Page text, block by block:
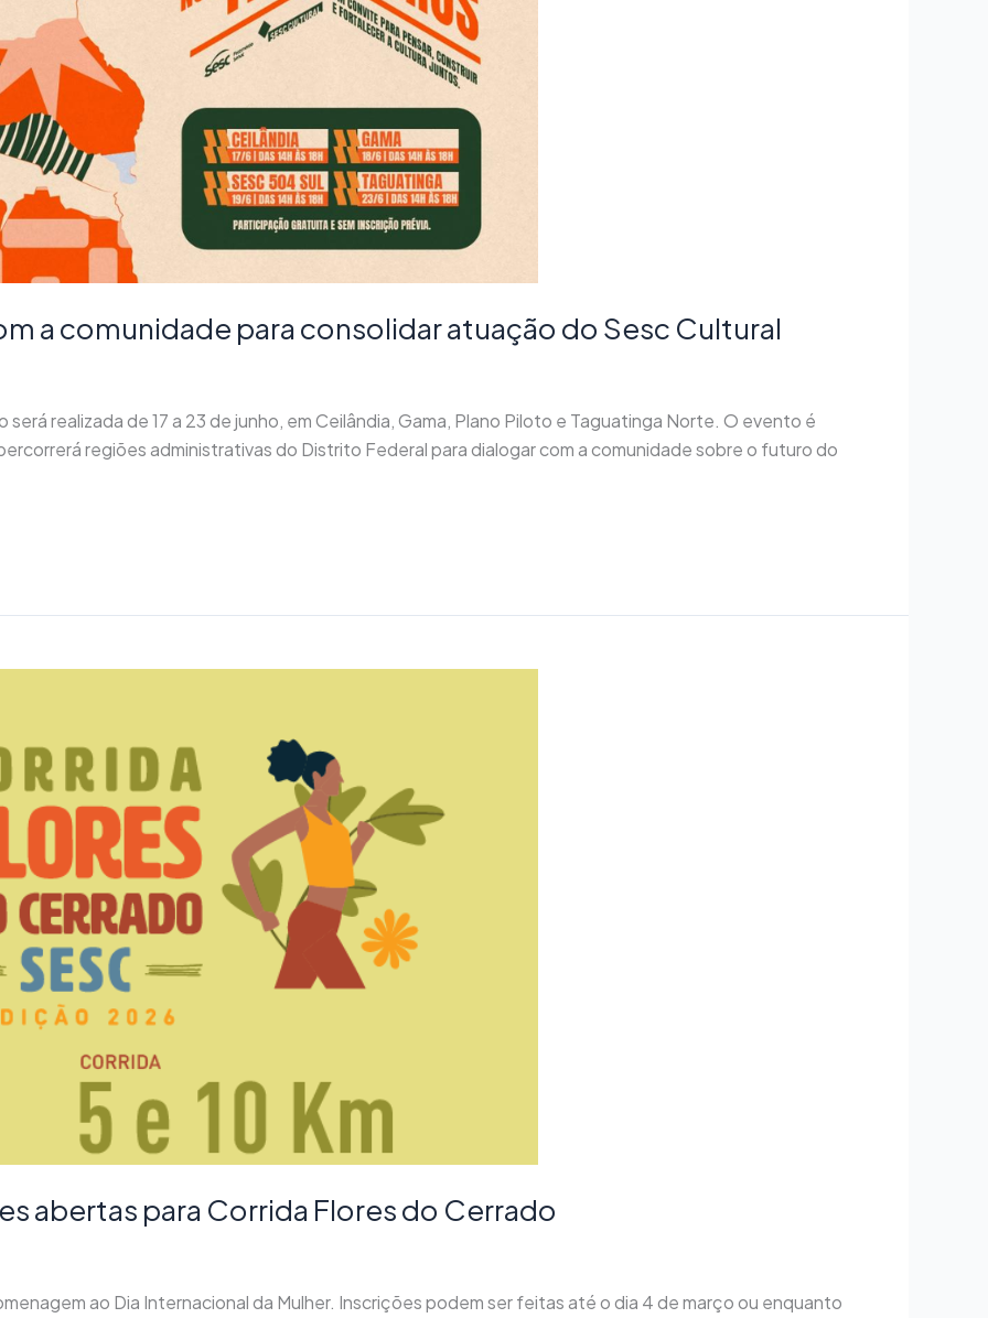
a comunidade para consolidar atuação do Sesc Cultural
realizada de 17 a 23 de junho, em Ceilândia, Gama, Plano Piloto e Taguatinga Norte. O evento é
regiões administrativas do Distrito Federal para dialogar com a comunidade sobre o futuro do
abertas para Corrida Flores do Cerrado
ao Dia Internacional da Mulher. Inscrições podem ser feitas até o dia 4 de março ou enquanto